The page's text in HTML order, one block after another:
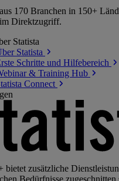
170 Branchen in 150+
Direktzugriff.
Statista
Statista
Schritte und Hilfebereich
& Training Hub
Connect
bietet zusätzliche
Bedürfnisse